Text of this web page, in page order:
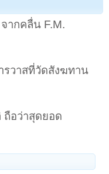
ากคลื่น F.M.
วาสที่วัดสังฆทาน
อว่าสุดยอด